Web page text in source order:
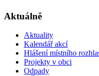
Aktuálně
Aktuality
Kalendář akcí
Hlášení místního
Projekty v obci
Odpady